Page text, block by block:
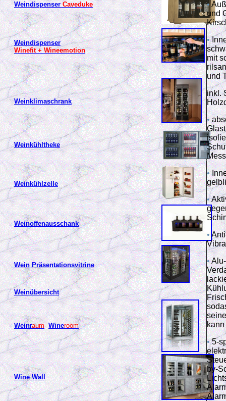
WeindispenserCaveduke
Weindispenser
Winefit + Wineemotion
Weinklimaschrank
Weinkühltheke
Weinkühlzelle
Weinoffenausschank
Wein Präsentationsvitrine
Weinübersicht
Weinraum Wineroom
Wine Wall
•
und
•
mit
und
inkl.
•
•
•
•
•
kann
•5-
by-